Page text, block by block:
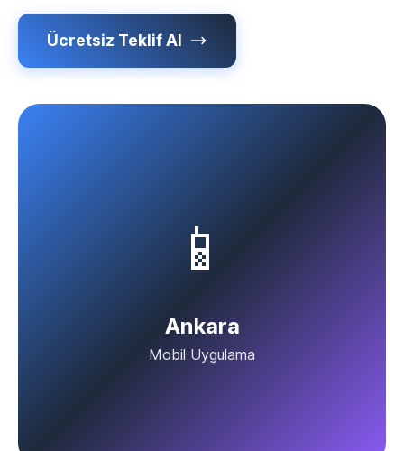
Ücretsiz Teklif Al
📱
Ankara
Mobil Uygulama